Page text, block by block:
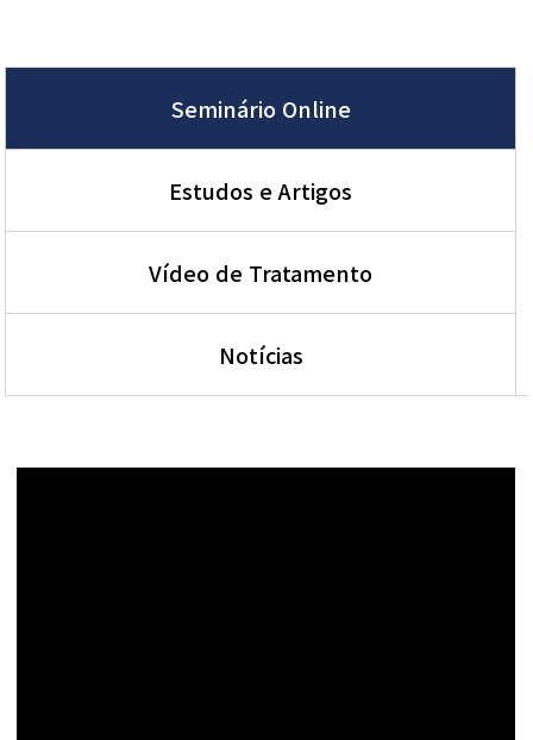
Seminário Online
Estudos e Artigos
Vídeo de Tratamento
Notícias